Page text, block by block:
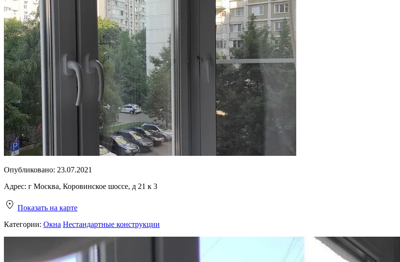
Опубликовано: 23.07.2021
Адрес: г Москва, Коровинское шоссе, д 21 к 3
Показать на карте
Категории: Окна Нестандартные конструкции